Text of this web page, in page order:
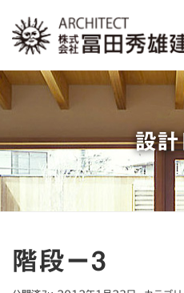
設計
階段ー3